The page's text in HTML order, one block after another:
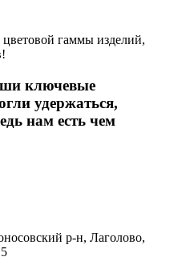
цветовой гаммы изделий,
ключевые
удержаться,
нам есть чем
р-н, Лаголово,